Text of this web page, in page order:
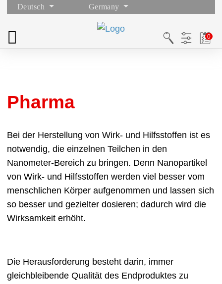
Deutsch Germany
Pharma
Bei der Herstellung von Wirk- und Hilfsstoffen ist es
notwendig, die einzelnen Teilchen in den
Nanometer-Bereich zu bringen. Denn Nanopartikel
von Wirk- und Hilfsstoffen werden viel besser vom
menschlichen Körper aufgenommen und lassen sich
so besser und gezielter dosieren; dadurch wird die
Wirksamkeit erhöht.
Die Herausforderung besteht darin, immer
gleichbleibende Qualität des Endproduktes zu